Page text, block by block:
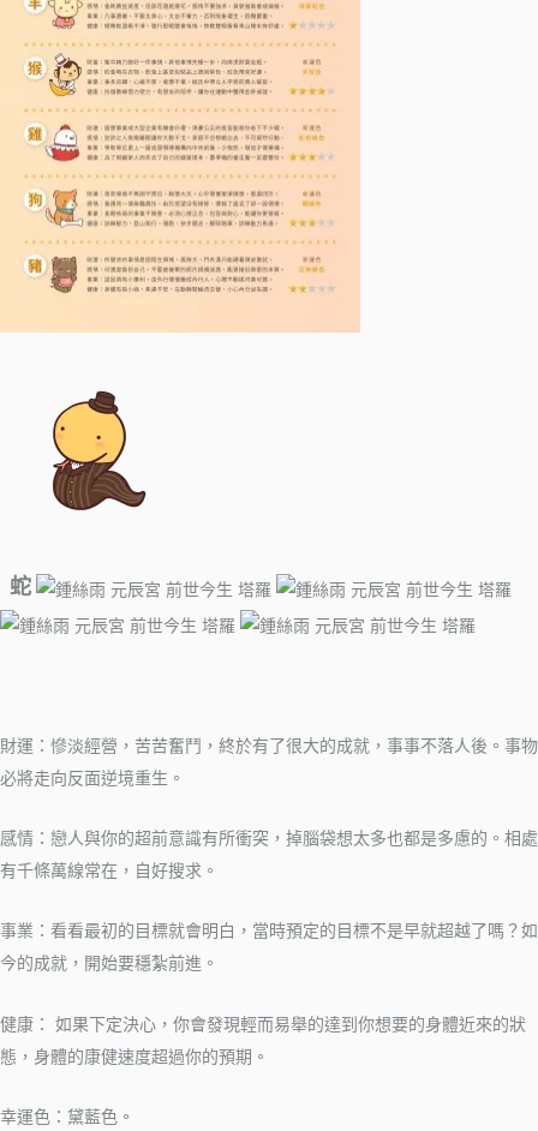
蛇
財運：慘淡經營，苦苦奮鬥，終於有了很大的成就，事事不落人後。事物
必將走向反面逆境重生。
感情：戀人與你的超前意識有所衝突，掉腦袋想太多也都是多慮的。相處
有千條萬線常在，自好搜求。
事業：看看最初的目標就會明白，當時預定的目標不是早就超越了嗎？如
今的成就，開始要穩紮前進。
健康： 如果下定決心，你會發現輕而易舉的達到你想要的身體近來的狀
態，身體的康健速度超過你的預期。
幸運色：黛藍色。